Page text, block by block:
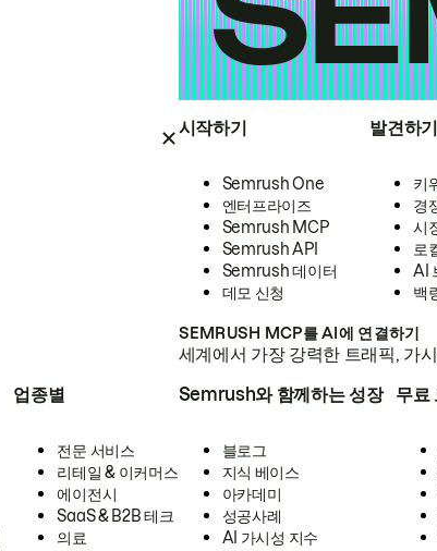
시작하기
Semrush One
엔터프라이즈
Semrush MCP
Semrush API
Semrush 데이터
데모 신청
발견하기
키
경
시
로
AI
백
SEMRUSH MCP를 AI에 연결하기
세계에서 가장 강력한 트래픽, 가
업종별
전문 서비스
리테일 & 이커머스
에이전시
SaaS & B2B 테크
의료
Semrush와 함께하는 성장
블로그
지식 베이스
아카데미
성공사례
AI 가시성 지수
무료